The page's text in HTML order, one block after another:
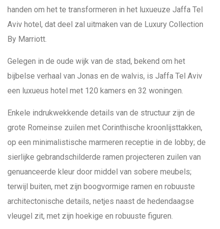
handen om het te transformeren in het luxueuze Jaffa Tel
Aviv hotel, dat deel zal uitmaken van de Luxury Collection
By Marriott.
Gelegen in de oude wijk van de stad, bekend om het
bijbelse verhaal van Jonas en de walvis, is Jaffa Tel Aviv
een luxueus hotel met 120 kamers en 32 woningen.
Enkele indrukwekkende details van de structuur zijn de
grote Romeinse zuilen met Corinthische kroonlijsttakken,
op een minimalistische marmeren receptie in de lobby; de
sierlijke gebrandschilderde ramen projecteren zuilen van
genuanceerde kleur door middel van sobere meubels;
terwijl buiten, met zijn boogvormige ramen en robuuste
architectonische details, netjes naast de hedendaagse
vleugel zit, met zijn hoekige en robuuste figuren.